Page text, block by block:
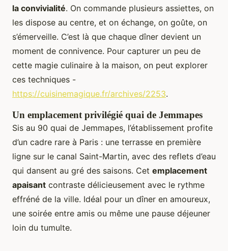
la convivialité. On commande plusieurs assiettes, on
les dispose au centre, et on échange, on goûte, on
s’émerveille. C’est là que chaque dîner devient un
moment de connivence. Pour capturer un peu de
cette magie culinaire à la maison, on peut explorer
ces techniques -
https://cuisinemagique.fr/archives/2253.
Un emplacement privilégié quai de Jemmapes
Sis au 90 quai de Jemmapes, l’établissement profite
d’un cadre rare à Paris : une terrasse en première
ligne sur le canal Saint-Martin, avec des reflets d’eau
qui dansent au gré des saisons. Cet emplacement
apaisant contraste délicieusement avec le rythme
effréné de la ville. Idéal pour un dîner en amoureux,
une soirée entre amis ou même une pause déjeuner
loin du tumulte.